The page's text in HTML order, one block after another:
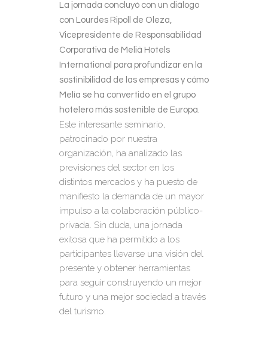
La jornada concluyó con un diálogo
con Lourdes Ripoll de Oleza,
Vicepresidente de Responsabilidad
Corporativa de Melià Hotels
International para profundizar en la
sostinibilidad de las empresas y cómo
Melía se ha convertido en el grupo
hotelero más sostenible de Europa.
Este interesante seminario,
patrocinado por nuestra
organización, ha analizado las
previsiones del sector en los
distintos mercados y ha puesto de
manifiesto la demanda de un mayor
impulso a la colaboración público-
privada. Sin duda, una jornada
exitosa que ha permitido a los
participantes llevarse una visión del
presente y obtener herramientas
para seguir construyendo un mejor
futuro y una mejor sociedad a través
del turismo.